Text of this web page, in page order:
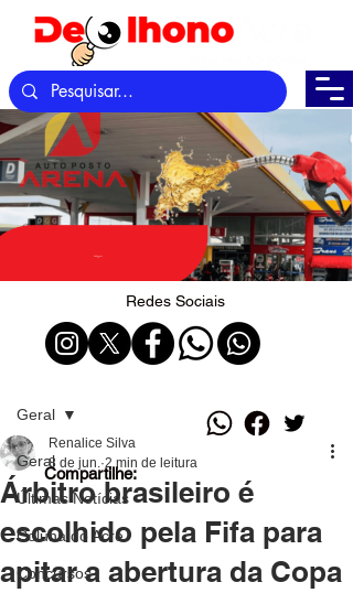
Redes Sociais
Geral
Últimas Notícias
Coluna do Acre
Concursos
Geral
Árbitro brasileiro é
escolhido pela Fifa para
apitar a abertura da Copa
Renalice Silva
8 de jun. 2 min de leitura
Compartilhe: